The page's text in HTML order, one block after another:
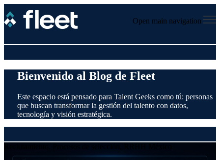
Open main navigation
Bienvenido al Blog de Fleet
Este espacio está pensado para Talent Geeks como tú: personas
que buscan transformar la gestión del talento con datos,
tecnología y visión estratégica.